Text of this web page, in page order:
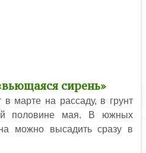
сирень»
марте на рассаду, в грунт
половине мая. В южных
можно высадить сразу в